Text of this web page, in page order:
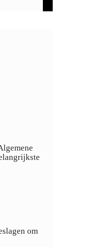
om